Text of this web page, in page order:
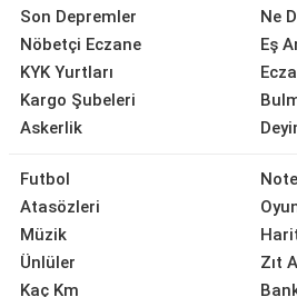
Son Depremler
Nöbetçi Eczane
KYK Yurtları
Kargo Şubeleri
Askerlik
Ne
Eş
Futbol
Atasözleri
Müzik
Ünlüler
Kaç Km
Zıt